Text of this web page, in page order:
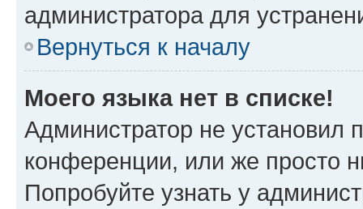
администратора для
Вернуться к началу
Моего языка нет в списке!
Администратор не установил
конференции, или же просто
Попробуйте узнать у